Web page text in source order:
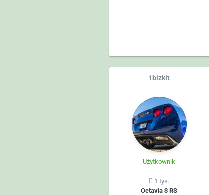
1bizkit
Użytkownik
1 tys.
Octavia 3 RS